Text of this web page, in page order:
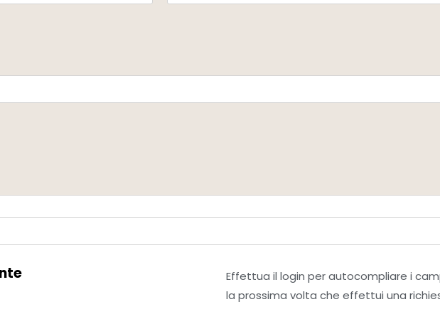
Effettua il login per autocompliare i
la prossima volta che effettui una